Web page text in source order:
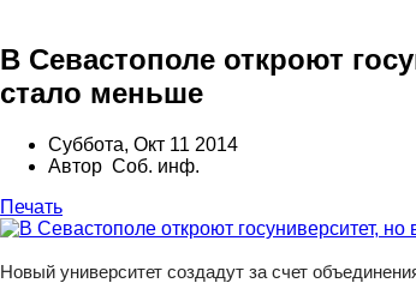
В Севастополе откроют
стало меньше
Суббота, Окт 11 2014
Автор Соб. инф.
Печать
Новый университет создадут за счет